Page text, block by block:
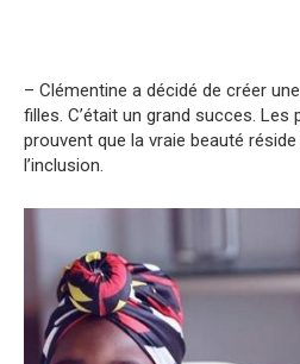
– Clémentine a décidé de créer
filles. C’était un grand succes. Les
prouvent que la vraie beauté
l’inclusion.